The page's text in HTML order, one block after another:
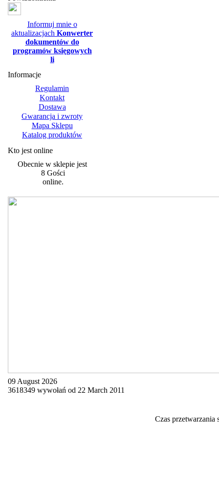
Informuj mnie o
aktualizacjach Konwerter
dokumentów do
programów księgowych
li
Informacje
Regulamin
Kontakt
Dostawa
Gwarancja i zwroty
Mapa Sklepu
Katalog produktów
Kto jest online
Obecnie w sklepie jest
8 Gości
online.
09 August 2026
3618349 wywołań od 22 March 2011
Czas przetwarzania